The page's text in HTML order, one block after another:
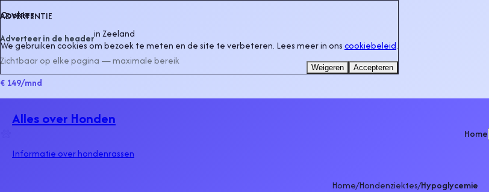
ADVERTENTIE
Adverteer in de headerinZeeland
Zichtbaar op elke pagina — maximale bereik
€ 149/mnd
Alles over Honden
Informatie over hondenrassen
Home
Home/Hondenziektes/Hypoglycemie
Cookies
We gebruiken cookies om bezoek te meten en de site te verbeteren. Lees meer in onscookiebeleid.
Weigeren Accepteren